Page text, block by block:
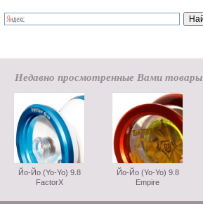
Недавно просмотренные Вами товары
Йо-Йо (Yo-Yo) 9.8
FactorX
Йо-Йо (Yo-Yo) 9.8
Empire